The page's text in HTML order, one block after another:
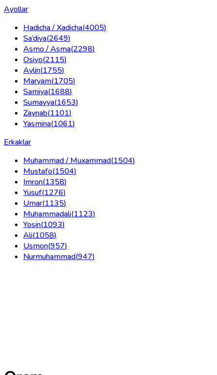
Ayollar
Hadicha / Xadicha(4005)
Sa’diya(2649)
Asmo / Asma(2298)
Osiyo(2115)
Aylin(1755)
Maryam(1705)
Samiya(1688)
Sumayya(1653)
Zaynab(1101)
Yasmina(1061)
Erkaklar
Muhammad / Muxammad(1504)
Mustafo(1504)
Imron(1358)
Yusuf(1276)
Umar(1135)
Muhammadali(1123)
Yosin(1093)
Ali(1058)
Usmon(957)
Nurmuhammad(947)